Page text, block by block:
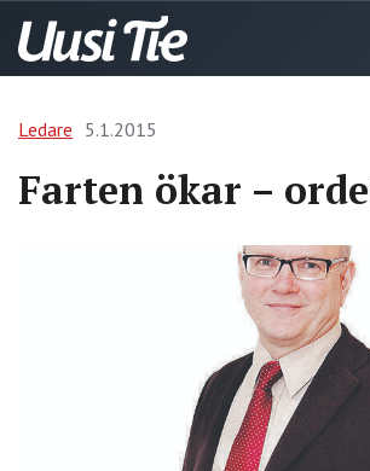
Ledare 5.1.2015
Farten ökar –